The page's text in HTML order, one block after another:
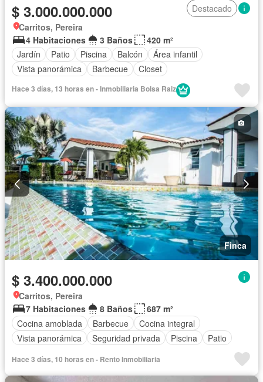
$ 3.000.000.000
Destacado
Carritos, Pereira
4 Habitaciones
3 Baños
420 m²
Jardín
Patio Piscina Balcón
Área infantil
Vista panorámica
Barbecue Closet
Hace 3 días, 13 horas en - Inmobiliaria Bolsa Raiz
Finca
$ 3.400.000.000
Carritos, Pereira
7 Habitaciones
8 Baños
687 m²
Cocina amoblada
Barbecue
Cocina integral
Vista panorámica
Seguridad privada Piscina Patio
Hace 3 días, 10 horas en - Rento Inmobiliaria